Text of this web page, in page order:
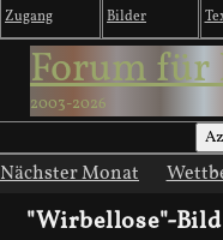
Zugang Bilder
Forum
2003-2026
Az
Nächster Monat
"Wirbellose"-